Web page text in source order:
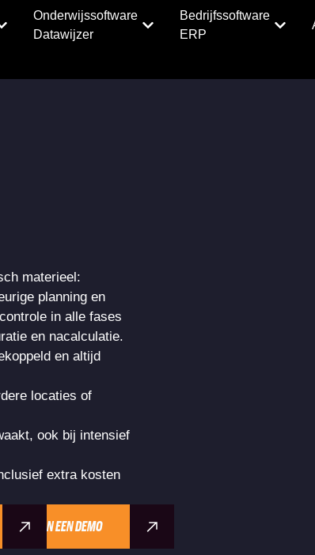
Onderwijssoftware
Datawijzer
Bedrijfssoftware
ERP
materieel:
planning en
in alle fases
en nacalculatie.
en altijd
locaties of
ook bij intensief
extra kosten
PLAN EEN DEMO